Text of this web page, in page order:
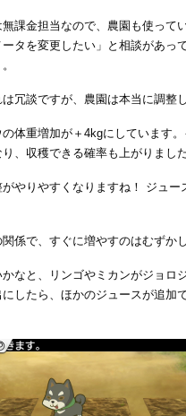
課金担当なので、農園も使って
ータを変更したい」と相談があっ
冗談ですが、農園は本当に調整
体重増加が＋4kgにしています
、収穫できる確率も上がりました
やりやすくなりますね！ ジュー
係で、すぐに増やすのはむずか
なと、リンゴやミカンがジョロ
したら、ほかのジュースが追加